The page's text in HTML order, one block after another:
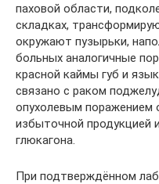
паховой области,
складках,
окружают пузырьки,
больных аналогичные
красной каймы губ и
связано с раком
опухолевым поражением
избыточной продукцией
глюкагона.
При подтверждённом